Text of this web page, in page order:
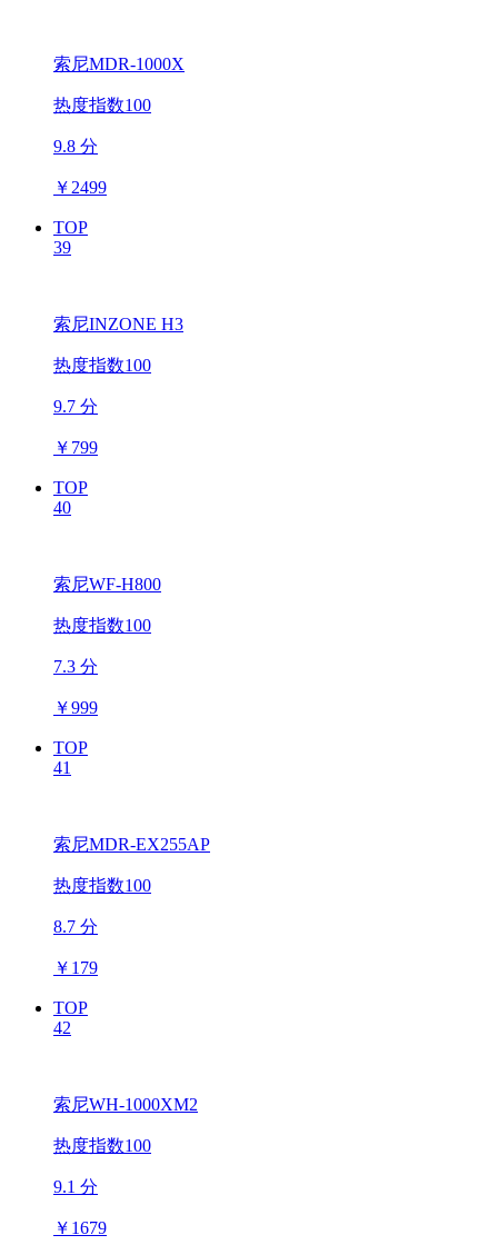
索尼MDR-1000X
热度指数100
9.8 分
￥ 2499
TOP
39
索尼INZONE H3
热度指数100
9.7 分
￥ 799
TOP
40
索尼WF-H800
热度指数100
7.3 分
￥999
TOP
41
索尼MDR-EX255AP
热度指数100
8.7 分
￥ 179
TOP
42
索尼WH-1000XM2
热度指数100
9.1 分
￥ 1679